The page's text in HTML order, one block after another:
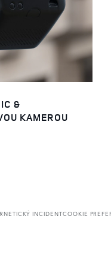
&
KAMEROU
INCIDENTCOOKIE